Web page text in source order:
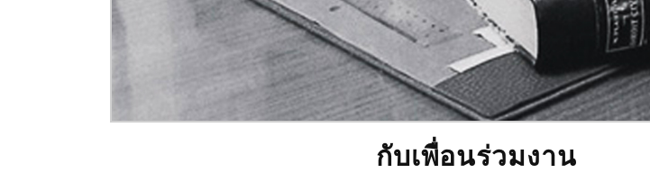
กับเพื่อนร่วมงาน